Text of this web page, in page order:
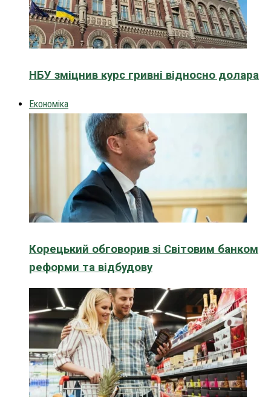
НБУ зміцнив курс гривні відносно долара
Економіка
Корецький обговорив зі Світовим банком
реформи та відбудову